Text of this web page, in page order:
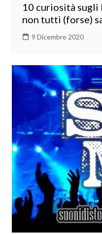
10 curiosità sugli
non tutti (forse)
9 Dicembre 2020